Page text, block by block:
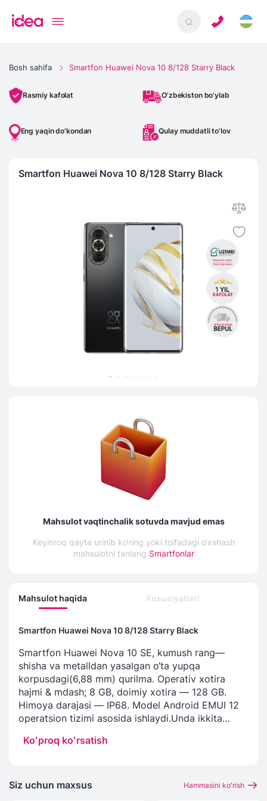
Bosh sahifa Smartfon Huawei Nova 10 8/128 Starry Black
Rasmiy kafolat O'zbekiston bo'ylab
Eng yaqin do'kondan Qulay muddatli to'lov
Smartfon Huawei Nova 10 8/128 Starry Black
Mahsulot vaqtinchalik sotuvda mavjud emas
Keyinroq qayta urinib ko‘ring yoki toifadagi o‘xshash
mahsulotni tanlang Smartfonlar
Mahsulot haqida Xususiyatlari
Smartfon Huawei Nova 10 8/128 Starry Black
Smartfon Huawei Nova 10 SE, kumush rang—
shisha va metalldan yasalgan o‘ta yupqa
korpusdagi(6,88 mm) qurilma. Operativ xotira
hajmi & mdash; 8 GB, doimiy xotira — 128 GB.
Himoya darajasi — IP68. Model Android EMUI 12
operatsion tizimi asosida ishlaydi.Unda ikkita
mavjud. Qurilma OLED texnologiyasidan
jihozlangan. Yangilanish tezligi 120 Gts ga yetadi.
Koʻproq koʻrsatish
Siz uchun maxsus Hammasini koʻrish